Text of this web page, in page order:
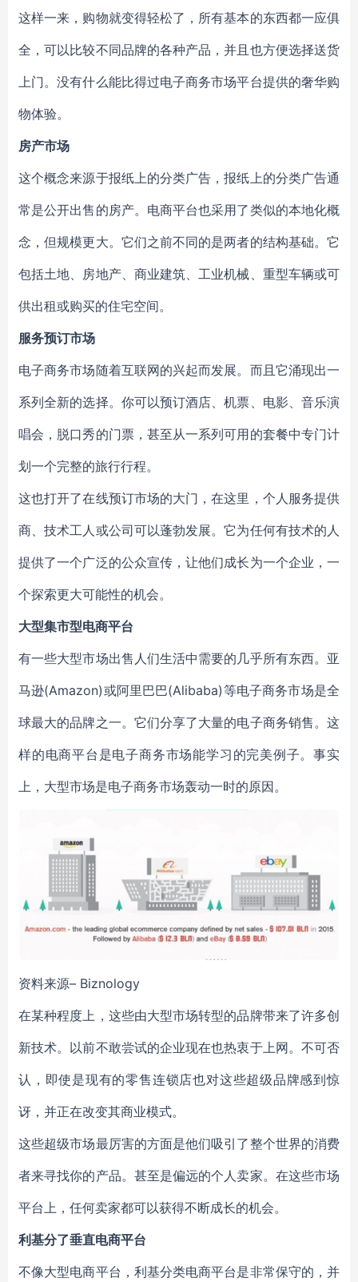
这样一来，购物就变得轻松了，所有基本的东西都一应俱
全，可以比较不同品牌的各种产品，并且也方便选择送货
上门。没有什么能比得过电子商务市场平台提供的奢华购
物体验。
房产市场
这个概念来源于报纸上的分类广告，报纸上的分类广告通
常是公开出售的房产。电商平台也采用了类似的本地化概
念，但规模更大。它们之前不同的是两者的结构基础。它
包括土地、房地产、商业建筑、工业机械、重型车辆或可
供出租或购买的住宅空间。
服务预订市场
电子商务市场随着互联网的兴起而发展。而且它涌现出一
系列全新的选择。你可以预订酒店、机票、电影、音乐演
唱会，脱口秀的门票，甚至从一系列可用的套餐中专门计
划一个完整的旅行行程。
这也打开了在线预订市场的大门，在这里，个人服务提供
商、技术工人或公司可以蓬勃发展。它为任何有技术的人
提供了一个广泛的公众宣传，让他们成长为一个企业，一
个探索更大可能性的机会。
大型集市型电商平台
有一些大型市场出售人们生活中需要的几乎所有东西。亚
马逊(Amazon)或阿里巴巴(Alibaba)等电子商务市场是全
球最大的品牌之一。它们分享了大量的电子商务销售。这
样的电商平台是电子商务市场能学习的完美例子。事实
上，大型市场是电子商务市场轰动一时的原因。
资料来源– Biznology
在某种程度上，这些由大型市场转型的品牌带来了许多创
新技术。以前不敢尝试的企业现在也热衷于上网。不可否
认，即使是现有的零售连锁店也对这些超级品牌感到惊
讶，并正在改变其商业模式。
这些超级市场最厉害的方面是他们吸引了整个世界的消费
者来寻找你的产品。甚至是偏远的个人卖家。在这些市场
平台上，任何卖家都可以获得不断成长的机会。
利基分了垂直电商平台
不像大型电商平台，利基分类电商平台是非常保守的，并